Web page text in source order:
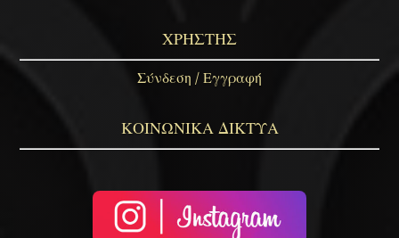
ΧΡΗΣΤΗΣ
Σύνδεση / Εγγραφή
ΚΟΙΝΩΝΙΚΑ ΔΙΚΤΥΑ